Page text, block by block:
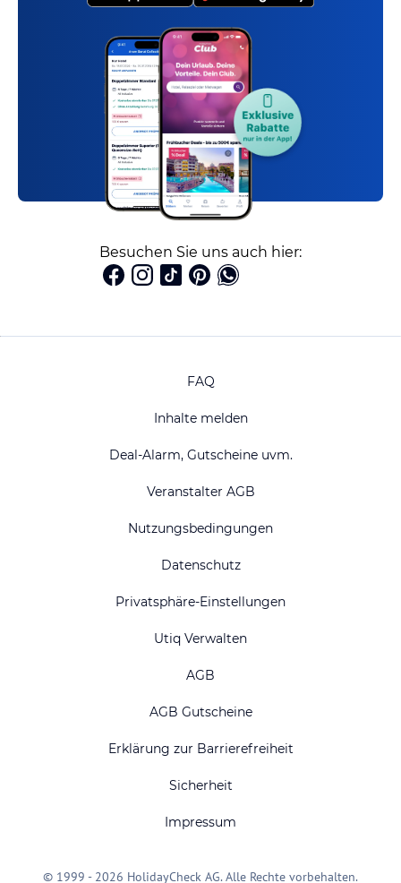
Besuchen Sie uns auch hier:
FAQ
Inhalte melden
Deal-Alarm, Gutscheine uvm.
Veranstalter AGB
Nutzungsbedingungen
Datenschutz
Privatsphäre-Einstellungen
Utiq Verwalten
AGB
AGB Gutscheine
Erklärung zur Barrierefreiheit
Sicherheit
Impressum
© 1999 - 2026 HolidayCheck AG. Alle Rechte vorbehalten.